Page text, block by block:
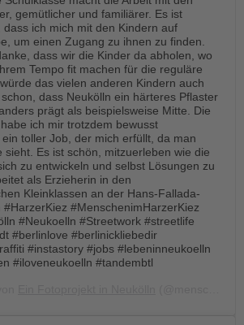
gemütlicher und familiärer. Es ist
ich mich mit den Kindern auf
um einen Zugang zu ihnen zu finden.
dass wir die Kinder da abholen, wo
Tempo fit machen für die reguläre
das vielen anderen Kindern auch
dass Neukölln ein härteres Pflaster
prägt als beispielsweise Mitte. Die
ich mir trotzdem bewusst
toller Job, der mich erfüllt, da man
sieht. Es ist schön, mitzuerleben wie die
zu entwickeln und selbst Lösungen zu
als Erzieherin in den
Kleinklassen an der Hans-Fallada-
#HarzerKiez #MenschenimHarzerKiez
#Neukoelln #Streetwork #streetlife
#berlinlove #berlinickliebedir
#instastory #jobs #lebeninneukoelln
#iloveneukoelln #tandembtl